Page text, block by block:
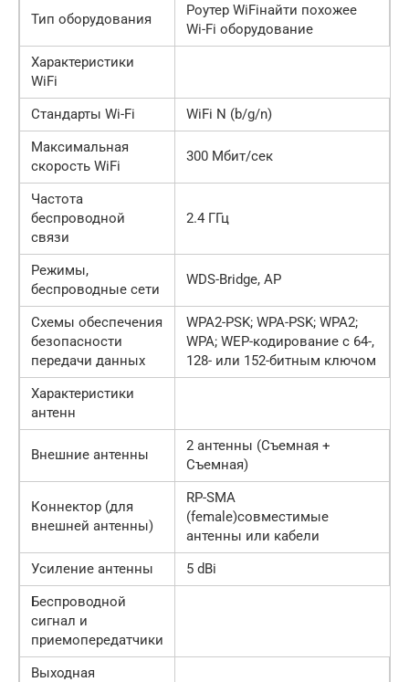
Тип оборудования
Роутер WiFiнайти похожее
Wi-Fi оборудование
Характеристики
WiFi
Стандарты Wi-Fi
WiFi N (b/g/n)
Максимальная
скорость WiFi
300 Мбит/сек
Частота
беспроводной
связи
2.4 ГГц
Режимы,
беспроводные сети
WDS-Bridge, AP
Схемы обеспечения
безопасности
передачи данных
WPA2-PSK; WPA-PSK; WPA2;
WPA; WEP-кодирование с 64-,
128- или 152-битным ключом
Характеристики
антенн
Внешние антенны
2 антенны (Съемная +
Съемная)
Коннектор (для
внешней антенны)
RP-SMA
(female)совместимые
антенны или кабели
Усиление антенны
5 dBi
Беспроводной
сигнал и
приемопередатчики
Выходная